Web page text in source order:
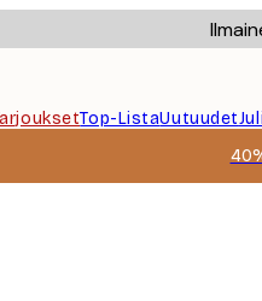
Top-ListaUutuudet